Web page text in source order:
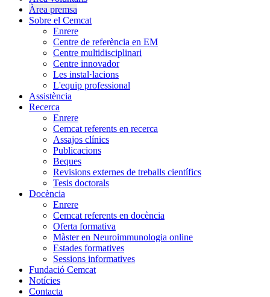
Àrea premsa
Sobre el Cemcat
Enrere
Centre de referència en EM
Centre multidisciplinari
Centre innovador
Les instal·lacions
L'equip professional
Assistència
Recerca
Enrere
Cemcat referents en recerca
Assajos clínics
Publicacions
Beques
Revisions externes de treballs científics
Tesis doctorals
Docència
Enrere
Cemcat referents en docència
Oferta formativa
Màster en Neuroimmunologia online
Estades formatives
Sessions informatives
Fundació Cemcat
Notícies
Contacta